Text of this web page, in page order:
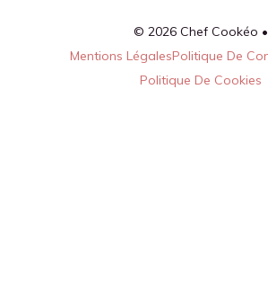
© 2026 Chef Cookéo •
Mentions LégalesPolitique De
Politique De Cookies